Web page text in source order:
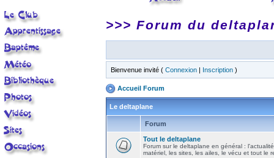
>>> Forum du
Bienvenue invité ( Connexion | Inscription )
Accueil Forum
Le deltaplane
Forum
Tout le deltaplane
Forum sur le deltaplane en général :
matériel, les sites, les ailes, le vécu et tout le